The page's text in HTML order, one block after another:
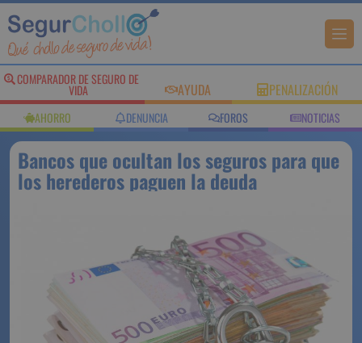
COMPARADOR DE SEGURO DE
VIDA AYUDA PENALIZACIÓN
AHORRO DENUNCIA FOROS NOTICIAS
Bancos que ocultan los seguros para que
los herederos paguen la deuda